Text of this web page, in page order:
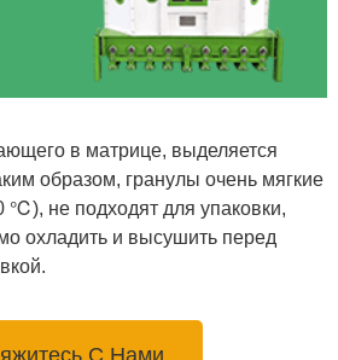
в матрице, выделяется
образом, гранулы очень мягкие
℃), не подходят для упаковки,
охладить и высушить перед
С Нами